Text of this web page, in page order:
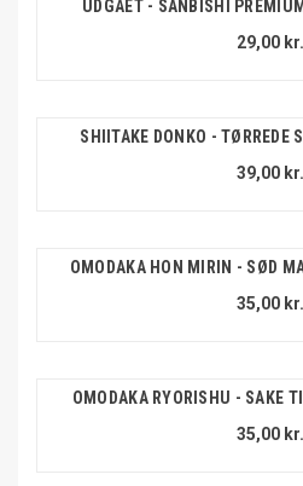
UDGÅET - SANBISHI
29,00 kr.
SHIITAKE DONKO - TØRREDE
39,00 kr.
OMODAKA HON MIRIN - SØD
35,00 kr.
OMODAKA RYORISHU - SAKE
35,00 kr.